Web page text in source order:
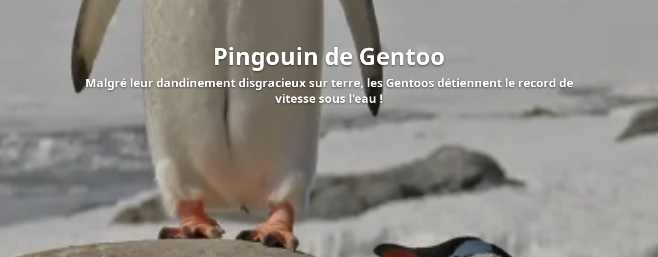
Pingouin de Gentoo
Malgré leur dandinement disgracieux sur terre, les Gentoos détiennent le record de
vitesse sous l'eau !